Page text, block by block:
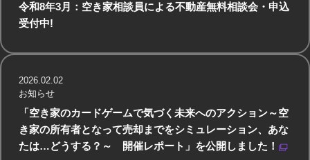
令和8年3月：空き家相談員による不動産無料相談会・申込
受付中!
「空き家のカードゲームで気づく未来へのアクション～空
き家の所有者となって売却までをシミュレーション、あな
たは…どうする？～ 開催レポート」を公開しました！
2026.02.02
お知らせ